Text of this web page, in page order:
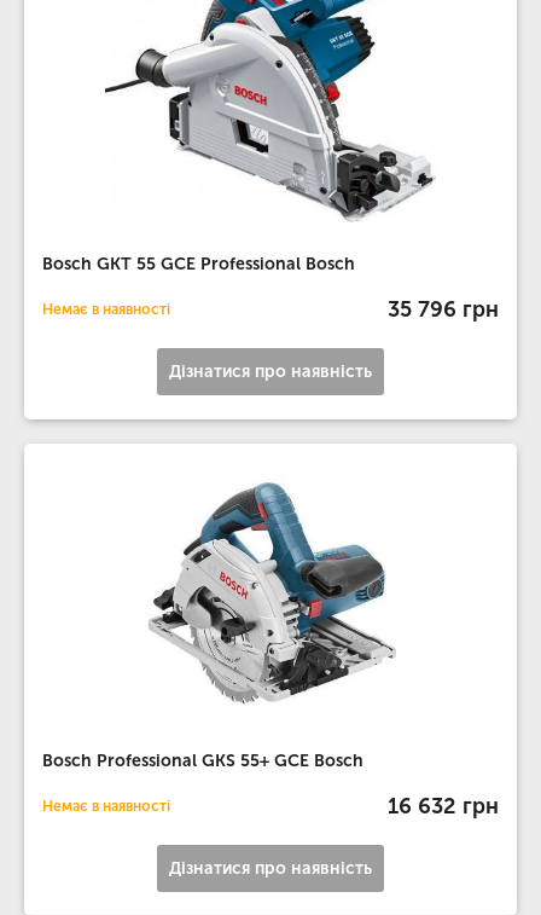
Bosch GKT 55 GCE Professional Bosch
Немає в наявності 35 796 грн
Дізнатися про наявність
Bosch Professional GKS 55+ GCE Bosch
Немає в наявності 16 632 грн
Дізнатися про наявність